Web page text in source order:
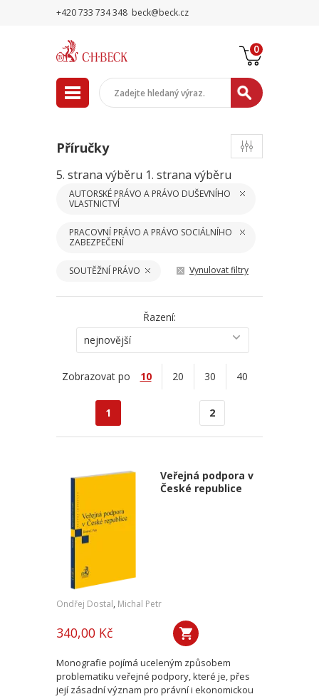
+420 733 734 348 beck@beck.cz
0
Příručky
5. strana výběru 1. strana výběru
AUTORSKÉ PRÁVO A PRÁVO DUŠEVNÍHO
VLASTNICTVÍ
PRACOVNÍ PRÁVO A PRÁVO SOCIÁLNÍHO
ZABEZPEČENÍ
SOUTĚŽNÍ PRÁVO Vynulovat filtry
Řazení:
nejnovější
Zobrazovat po 10 20 30 40
1 2
Veřejná podpora v
České republice
Ondřej Dostal, Michal Petr
340,00 Kč
Monografie pojímá uceleným způsobem
problematiku veřejné podpory, které je, přes
její zásadní význam pro právní i ekonomickou